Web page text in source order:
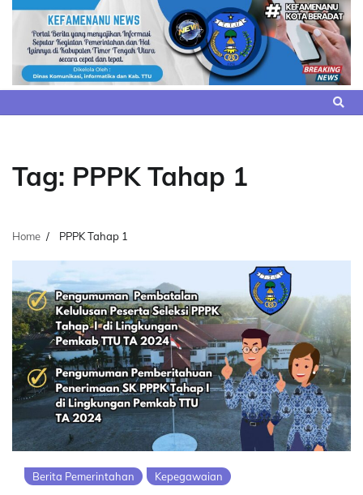
Skip
content
Tag: PPPK Tahap 1
Home PPPK Tahap 1
Berita Pemerintahan Kepegawaian